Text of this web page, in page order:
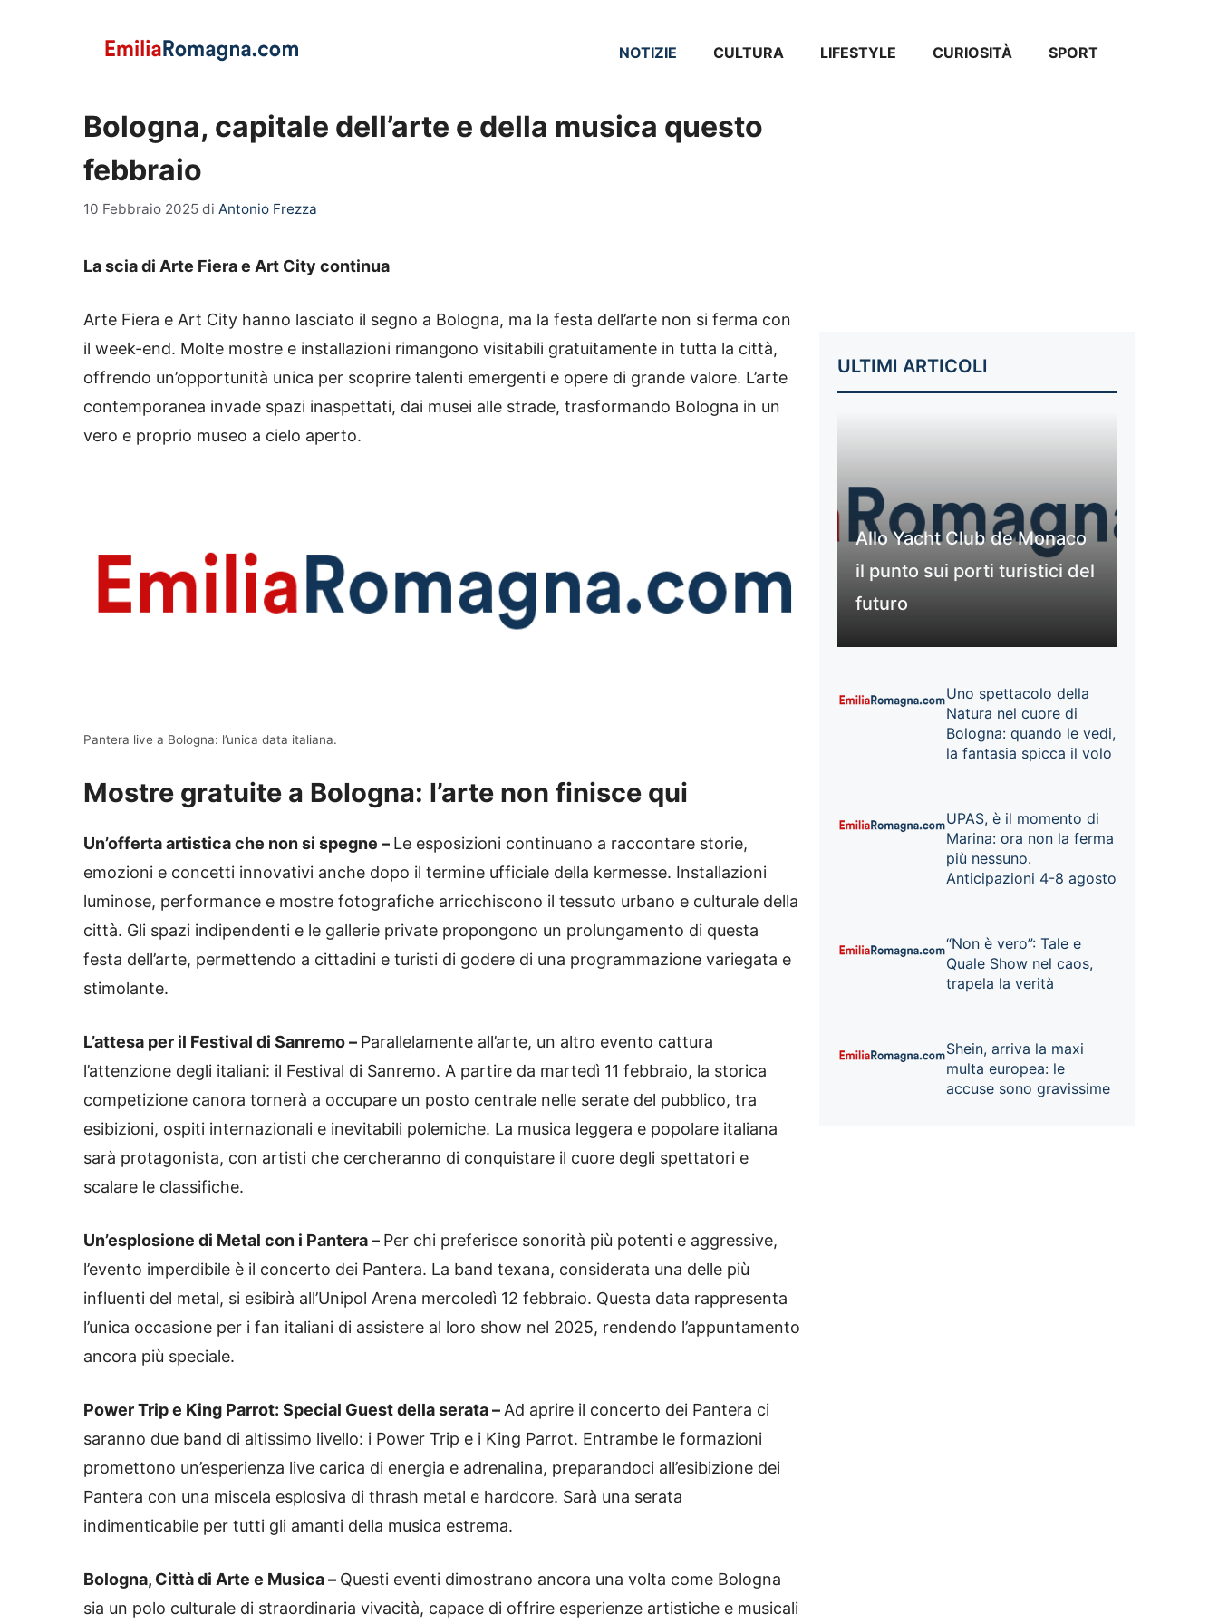
NOTIZIE CULTURA LIFESTYLE CURIOSITÀ SPORT
Bologna, capitale dell’arte e della musica questo
febbraio
10 Febbraio 2025 di Antonio Frezza
La scia di Arte Fiera e Art City continua
Arte Fiera e Art City hanno lasciato il segno a Bologna, ma la festa dell’arte non si ferma con
il week-end. Molte mostre e installazioni rimangono visitabili gratuitamente in tutta la città,
offrendo un’opportunità unica per scoprire talenti emergenti e opere di grande valore. L’arte
contemporanea invade spazi inaspettati, dai musei alle strade, trasformando Bologna in un
vero e proprio museo a cielo aperto.
Pantera live a Bologna: l’unica data italiana.
Mostre gratuite a Bologna: l’arte non finisce qui
Un’offerta artistica che non si spegne – Le esposizioni continuano a raccontare storie,
emozioni e concetti innovativi anche dopo il termine ufficiale della kermesse. Installazioni
luminose, performance e mostre fotografiche arricchiscono il tessuto urbano e culturale della
città. Gli spazi indipendenti e le gallerie private propongono un prolungamento di questa
festa dell’arte, permettendo a cittadini e turisti di godere di una programmazione variegata e
stimolante.
L’attesa per il Festival di Sanremo – Parallelamente all’arte, un altro evento cattura
l’attenzione degli italiani: il Festival di Sanremo. A partire da martedì 11 febbraio, la storica
competizione canora tornerà a occupare un posto centrale nelle serate del pubblico, tra
esibizioni, ospiti internazionali e inevitabili polemiche. La musica leggera e popolare italiana
sarà protagonista, con artisti che cercheranno di conquistare il cuore degli spettatori e
scalare le classifiche.
Un’esplosione di Metal con i Pantera – Per chi preferisce sonorità più potenti e aggressive,
l’evento imperdibile è il concerto dei Pantera. La band texana, considerata una delle più
influenti del metal, si esibirà all’Unipol Arena mercoledì 12 febbraio. Questa data rappresenta
l’unica occasione per i fan italiani di assistere al loro show nel 2025, rendendo l’appuntamento
ancora più speciale.
Power Trip e King Parrot: Special Guest della serata – Ad aprire il concerto dei Pantera ci
saranno due band di altissimo livello: i Power Trip e i King Parrot. Entrambe le formazioni
promettono un’esperienza live carica di energia e adrenalina, preparandoci all’esibizione dei
Pantera con una miscela esplosiva di thrash metal e hardcore. Sarà una serata
indimenticabile per tutti gli amanti della musica estrema.
Bologna, Città di Arte e Musica – Questi eventi dimostrano ancora una volta come Bologna
sia un polo culturale di straordinaria vivacità, capace di offrire esperienze artistiche e musicali
ULTIMI ARTICOLI
Allo Yacht Club de Monaco
il punto sui porti turistici del
futuro
Uno spettacolo della
Natura nel cuore di
Bologna: quando le vedi,
la fantasia spicca il volo
UPAS, è il momento di
Marina: ora non la ferma
più nessuno.
Anticipazioni 4-8 agosto
“Non è vero”: Tale e
Quale Show nel caos,
trapela la verità
Shein, arriva la maxi
multa europea: le
accuse sono gravissime